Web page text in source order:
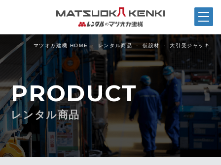
マツオカ建機 HOME レンタル商品 仮設材 大引受ジャッキ
PRODUCT
レンタル商品